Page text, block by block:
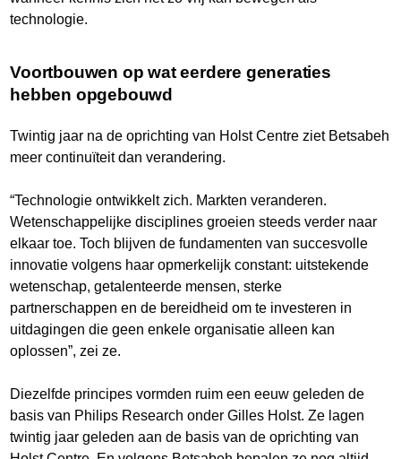
technologie.
Voortbouwen op wat eerdere generaties
hebben opgebouwd
Twintig jaar na de oprichting van Holst Centre ziet Betsabeh
meer continuïteit dan verandering.
“Technologie ontwikkelt zich. Markten veranderen.
Wetenschappelijke disciplines groeien steeds verder naar
elkaar toe. Toch blijven de fundamenten van succesvolle
innovatie volgens haar opmerkelijk constant: uitstekende
wetenschap, getalenteerde mensen, sterke
partnerschappen en de bereidheid om te investeren in
uitdagingen die geen enkele organisatie alleen kan
oplossen”, zei ze.
Diezelfde principes vormden ruim een eeuw geleden de
basis van Philips Research onder Gilles Holst. Ze lagen
twintig jaar geleden aan de basis van de oprichting van